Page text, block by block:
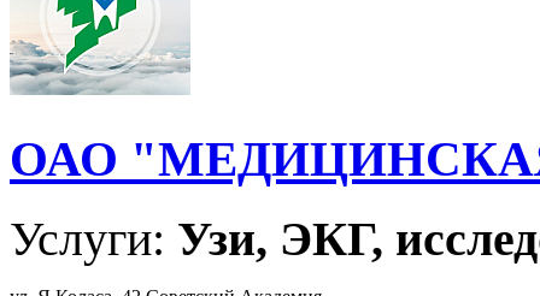
ОАО
Услуги: Узи, ЭКГ,